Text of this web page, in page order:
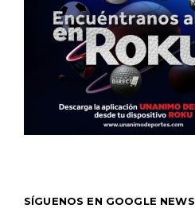
SÍGUENOS EN GOOGLE NEWS